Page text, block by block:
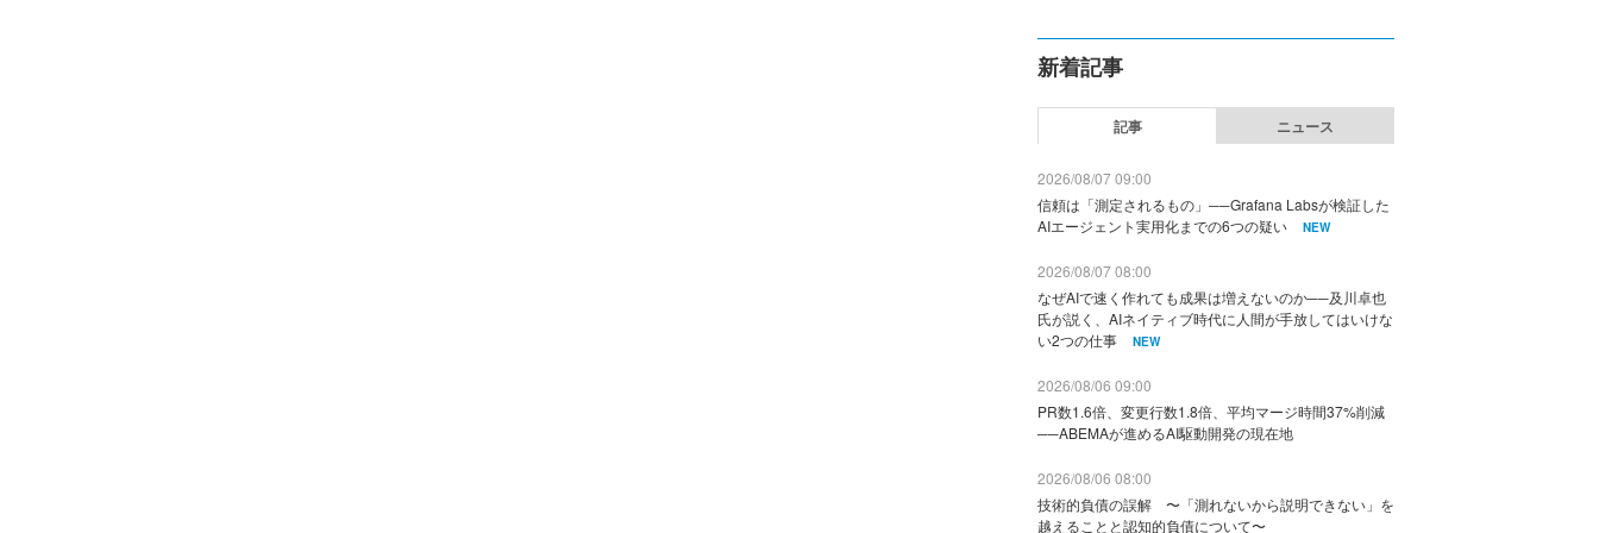
新着記事
記事 ニュース
2026/08/07 09:00
信頼は「測定されるもの」──Grafana Labsが検証した
AIエージェント実用化までの6つの疑い
NEW
2026/08/07 08:00
なぜAIで速く作れても成果は増えないのか──及川卓也
氏が説く、AIネイティブ時代に人間が手放してはいけな
い2つの仕事
NEW
2026/08/06 09:00
PR数1.6倍、変更行数1.8倍、平均マージ時間37%削減
──ABEMAが進めるAI駆動開発の現在地
2026/08/06 08:00
技術的負債の誤解 〜「測れないから説明できない」を
越えることと認知的負債について〜